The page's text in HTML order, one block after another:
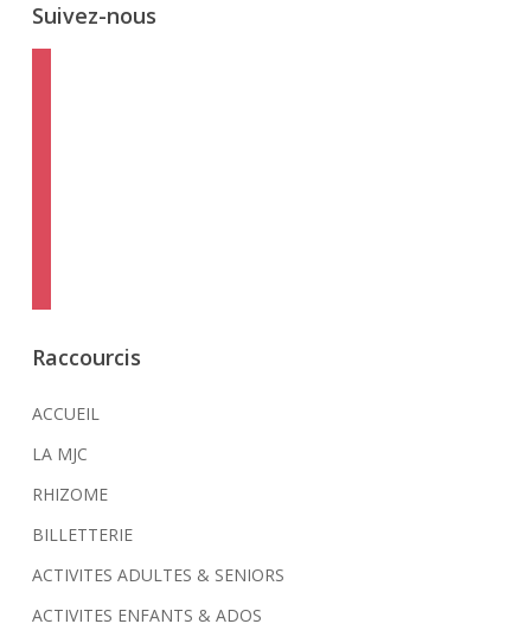
Suivez-nous
Raccourcis
ACCUEIL
LA MJC
RHIZOME
BILLETTERIE
ACTIVITES ADULTES & SENIORS
ACTIVITES ENFANTS & ADOS